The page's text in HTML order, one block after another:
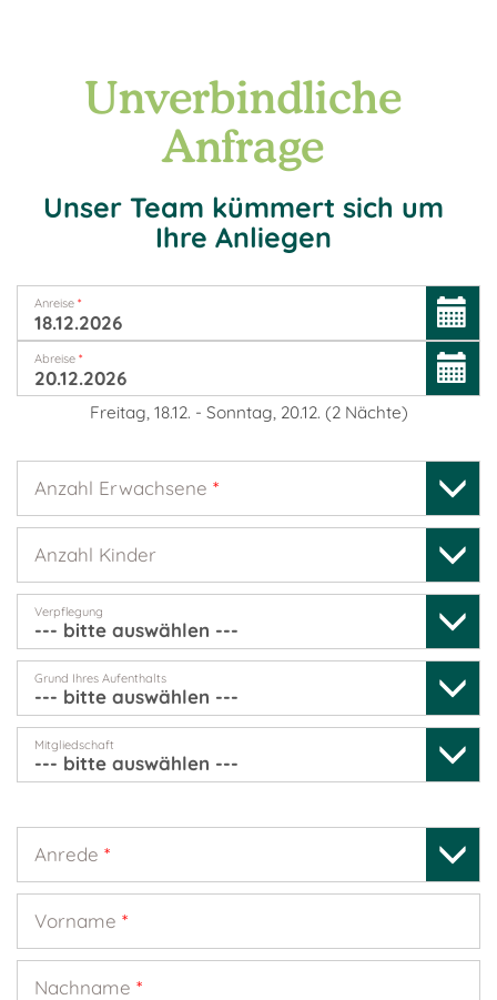
Unverbindliche
Anfrage
Unser Team kümmert sich um
Ihre Anliegen
Anreise *
Abreise *
Freitag, 18.12. - Sonntag, 20.12. (2 Nächte)
Anzahl Erwachsene *
Anzahl Kinder
Verpflegung
Grund Ihres Aufenthalts
Mitgliedschaft
Anrede *
Vorname *
Nachname *